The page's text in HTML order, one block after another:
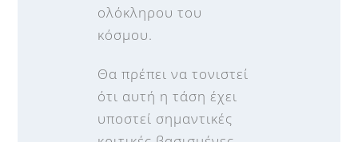
ολόκληρου του
κόσμου.
Θα πρέπει να τονιστεί
ότι αυτή η τάση έχει
υποστεί σημαντικές